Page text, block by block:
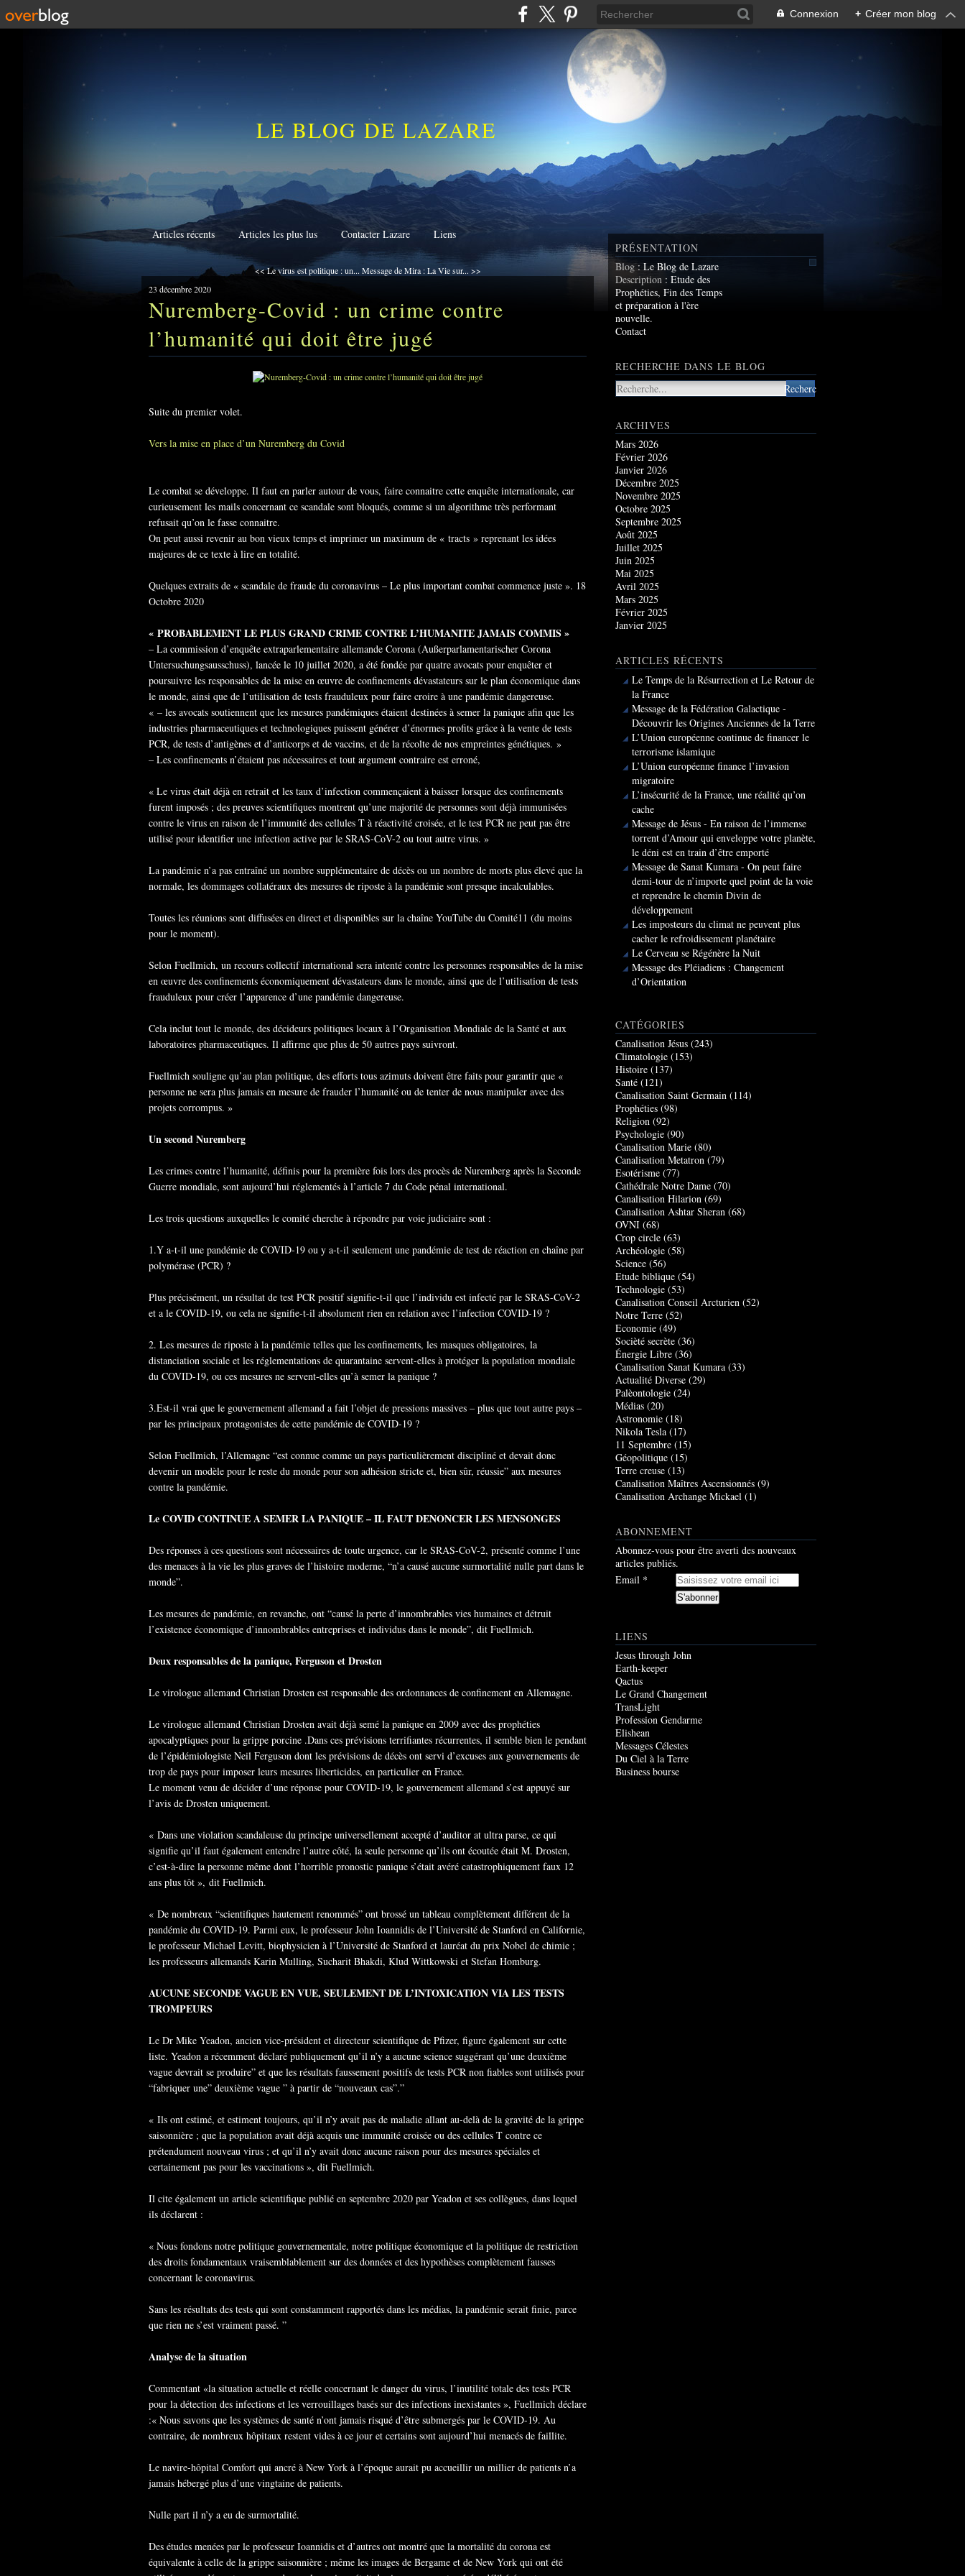
Connexion + Créer mon blog
LE BLOG DE LAZARE
Articles récents Articles les plus lus Contacter Lazare Liens
<< Le virus est politique : un... Message de Mira : La Vie sur... >>
23 décembre 2020
Nuremberg-Covid : un crime contre
l’humanité qui doit être jugé
Suite du premier volet.
Vers la mise en place d’un Nuremberg du Covid
Le combat se développe. Il faut en parler autour de vous, faire connaitre cette enquête internationale, car
curieusement les mails concernant ce scandale sont bloqués, comme si un algorithme très performant
refusait qu’on le fasse connaitre.
On peut aussi revenir au bon vieux temps et imprimer un maximum de « tracts » reprenant les idées
majeures de ce texte à lire en totalité.
Quelques extraits de « scandale de fraude du coronavirus – Le plus important combat commence juste ». 18
Octobre 2020
« PROBABLEMENT LE PLUS GRAND CRIME CONTRE L’HUMANITE JAMAIS COMMIS »
– La commission d’enquête extraparlementaire allemande Corona (Außerparlamentarischer Corona
Untersuchungsausschuss), lancée le 10 juillet 2020, a été fondée par quatre avocats pour enquêter et
poursuivre les responsables de la mise en œuvre de confinements dévastateurs sur le plan économique dans
le monde, ainsi que de l’utilisation de tests frauduleux pour faire croire à une pandémie dangereuse.
« – les avocats soutiennent que les mesures pandémiques étaient destinées à semer la panique afin que les
industries pharmaceutiques et technologiques puissent générer d’énormes profits grâce à la vente de tests
PCR, de tests d’antigènes et d’anticorps et de vaccins, et de la récolte de nos empreintes génétiques. »
– Les confinements n’étaient pas nécessaires et tout argument contraire est erroné,
« Le virus était déjà en retrait et les taux d’infection commençaient à baisser lorsque des confinements
furent imposés ; des preuves scientifiques montrent qu’une majorité de personnes sont déjà immunisées
contre le virus en raison de l’immunité des cellules T à réactivité croisée, et le test PCR ne peut pas être
utilisé pour identifier une infection active par le SRAS-CoV-2 ou tout autre virus. »
La pandémie n’a pas entraîné un nombre supplémentaire de décès ou un nombre de morts plus élevé que la
normale, les dommages collatéraux des mesures de riposte à la pandémie sont presque incalculables.
Toutes les réunions sont diffusées en direct et disponibles sur la chaîne YouTube du Comité11 (du moins
pour le moment).
Selon Fuellmich, un recours collectif international sera intenté contre les personnes responsables de la mise
en œuvre des confinements économiquement dévastateurs dans le monde, ainsi que de l’utilisation de tests
frauduleux pour créer l’apparence d’une pandémie dangereuse.
Cela inclut tout le monde, des décideurs politiques locaux à l’Organisation Mondiale de la Santé et aux
laboratoires pharmaceutiques. Il affirme que plus de 50 autres pays suivront.
Fuellmich souligne qu’au plan politique, des efforts tous azimuts doivent être faits pour garantir que «
personne ne sera plus jamais en mesure de frauder l’humanité ou de tenter de nous manipuler avec des
projets corrompus. »
Un second Nuremberg
Les crimes contre l’humanité, définis pour la première fois lors des procès de Nuremberg après la Seconde
Guerre mondiale, sont aujourd’hui réglementés à l’article 7 du Code pénal international.
Les trois questions auxquelles le comité cherche à répondre par voie judiciaire sont :
1.Y a-t-il une pandémie de COVID-19 ou y a-t-il seulement une pandémie de test de réaction en chaîne par
polymérase (PCR) ?
Plus précisément, un résultat de test PCR positif signifie-t-il que l’individu est infecté par le SRAS-CoV-2
et a le COVID-19, ou cela ne signifie-t-il absolument rien en relation avec l’infection COVID-19 ?
2. Les mesures de riposte à la pandémie telles que les confinements, les masques obligatoires, la
distanciation sociale et les réglementations de quarantaine servent-elles à protéger la population mondiale
du COVID-19, ou ces mesures ne servent-elles qu’à semer la panique ?
3.Est-il vrai que le gouvernement allemand a fait l’objet de pressions massives – plus que tout autre pays –
par les principaux protagonistes de cette pandémie de COVID-19 ?
Selon Fuellmich, l’Allemagne “est connue comme un pays particulièrement discipliné et devait donc
devenir un modèle pour le reste du monde pour son adhésion stricte et, bien sûr, réussie” aux mesures
contre la pandémie.
Le COVID CONTINUE A SEMER LA PANIQUE – IL FAUT DENONCER LES MENSONGES
Des réponses à ces questions sont nécessaires de toute urgence, car le SRAS-CoV-2, présenté comme l’une
des menaces à la vie les plus graves de l’histoire moderne, “n’a causé aucune surmortalité nulle part dans le
monde”.
Les mesures de pandémie, en revanche, ont “causé la perte d’innombrables vies humaines et détruit
l’existence économique d’innombrables entreprises et individus dans le monde”, dit Fuellmich.
Deux responsables de la panique, Ferguson et Drosten
Le virologue allemand Christian Drosten est responsable des ordonnances de confinement en Allemagne.
Le virologue allemand Christian Drosten avait déjà semé la panique en 2009 avec des prophéties
apocalyptiques pour la grippe porcine .Dans ces prévisions terrifiantes récurrentes, il semble bien le pendant
de l’épidémiologiste Neil Ferguson dont les prévisions de décès ont servi d’excuses aux gouvernements de
trop de pays pour imposer leurs mesures liberticides, en particulier en France.
Le moment venu de décider d’une réponse pour COVID-19, le gouvernement allemand s’est appuyé sur
l’avis de Drosten uniquement.
« Dans une violation scandaleuse du principe universellement accepté d’auditor at ultra parse, ce qui
signifie qu’il faut également entendre l’autre côté, la seule personne qu’ils ont écoutée était M. Drosten,
c’est-à-dire la personne même dont l’horrible pronostic panique s’était avéré catastrophiquement faux 12
ans plus tôt », dit Fuellmich.
« De nombreux “scientifiques hautement renommés” ont brossé un tableau complètement différent de la
pandémie du COVID-19. Parmi eux, le professeur John Ioannidis de l’Université de Stanford en Californie,
le professeur Michael Levitt, biophysicien à l’Université de Stanford et lauréat du prix Nobel de chimie ;
les professeurs allemands Karin Mulling, Sucharit Bhakdi, Klud Wittkowski et Stefan Homburg.
AUCUNE SECONDE VAGUE EN VUE, SEULEMENT DE L’INTOXICATION VIA LES TESTS
TROMPEURS
Le Dr Mike Yeadon, ancien vice-président et directeur scientifique de Pfizer, figure également sur cette
liste. Yeadon a récemment déclaré publiquement qu’il n’y a aucune science suggérant qu’une deuxième
vague devrait se produire” et que les résultats faussement positifs de tests PCR non fiables sont utilisés pour
“fabriquer une” deuxième vague ” à partir de “nouveaux cas”.”
« Ils ont estimé, et estiment toujours, qu’il n’y avait pas de maladie allant au-delà de la gravité de la grippe
saisonnière ; que la population avait déjà acquis une immunité croisée ou des cellules T contre ce
prétendument nouveau virus ; et qu’il n’y avait donc aucune raison pour des mesures spéciales et
certainement pas pour les vaccinations », dit Fuellmich.
Il cite également un article scientifique publié en septembre 2020 par Yeadon et ses collègues, dans lequel
ils déclarent :
« Nous fondons notre politique gouvernementale, notre politique économique et la politique de restriction
des droits fondamentaux vraisemblablement sur des données et des hypothèses complètement fausses
concernant le coronavirus.
Sans les résultats des tests qui sont constamment rapportés dans les médias, la pandémie serait finie, parce
que rien ne s’est vraiment passé. ”
Analyse de la situation
Commentant «la situation actuelle et réelle concernant le danger du virus, l’inutilité totale des tests PCR
pour la détection des infections et les verrouillages basés sur des infections inexistantes », Fuellmich déclare
:« Nous savons que les systèmes de santé n’ont jamais risqué d’être submergés par le COVID-19. Au
contraire, de nombreux hôpitaux restent vides à ce jour et certains sont aujourd’hui menacés de faillite.
Le navire-hôpital Comfort qui ancré à New York à l’époque aurait pu accueillir un millier de patients n’a
jamais hébergé plus d’une vingtaine de patients.
Nulle part il n’y a eu de surmortalité.
Des études menées par le professeur Ioannidis et d’autres ont montré que la mortalité du corona est
équivalente à celle de la grippe saisonnière ; même les images de Bergame et de New York qui ont été
PRÉSENTATION
Blog : Le Blog de Lazare
Description : Etude des
Prophéties, Fin des Temps
et préparation à l'ère
nouvelle.
Contact
RECHERCHE DANS LE BLOG
ARCHIVES
Mars 2026
Février 2026
Janvier 2026
Décembre 2025
Novembre 2025
Octobre 2025
Septembre 2025
Août 2025
Juillet 2025
Juin 2025
Mai 2025
Avril 2025
Mars 2025
Février 2025
Janvier 2025
ARTICLES RÉCENTS
Le Temps de la Résurrection et Le Retour de
la France
Message de la Fédération Galactique -
Découvrir les Origines Anciennes de la Terre
L’Union européenne continue de financer le
terrorisme islamique
L’Union européenne finance l’invasion
migratoire
L’insécurité de la France, une réalité qu’on
cache
Message de Jésus - En raison de l’immense
torrent d’Amour qui enveloppe votre planète,
le déni est en train d’être emporté
Message de Sanat Kumara - On peut faire
demi-tour de n’importe quel point de la voie
et reprendre le chemin Divin de
développement
Les imposteurs du climat ne peuvent plus
cacher le refroidissement planétaire
Le Cerveau se Régénère la Nuit
Message des Pléiadiens : Changement
d’Orientation
CATÉGORIES
Canalisation Jésus (243)
Climatologie (153)
Histoire (137)
Santé (121)
Canalisation Saint Germain (114)
Prophéties (98)
Religion (92)
Psychologie (90)
Canalisation Marie (80)
Canalisation Metatron (79)
Esotérisme (77)
Cathédrale Notre Dame (70)
Canalisation Hilarion (69)
Canalisation Ashtar Sheran (68)
OVNI (68)
Crop circle (63)
Archéologie (58)
Science (56)
Etude biblique (54)
Technologie (53)
Canalisation Conseil Arcturien (52)
Notre Terre (52)
Economie (49)
Socièté secrète (36)
Énergie Libre (36)
Canalisation Sanat Kumara (33)
Actualité Diverse (29)
Palèontologie (24)
Médias (20)
Astronomie (18)
Nikola Tesla (17)
11 Septembre (15)
Géopolitique (15)
Terre creuse (13)
Canalisation Maîtres Ascensionnés (9)
Canalisation Archange Mickael (1)
ABONNEMENT
Abonnez-vous pour être averti des nouveaux
articles publiés.
Email
LIENS
Jesus through John
Earth-keeper
Qactus
Le Grand Changement
TransLight
Profession Gendarme
Elishean
Messages Célestes
Du Ciel à la Terre
Business bourse